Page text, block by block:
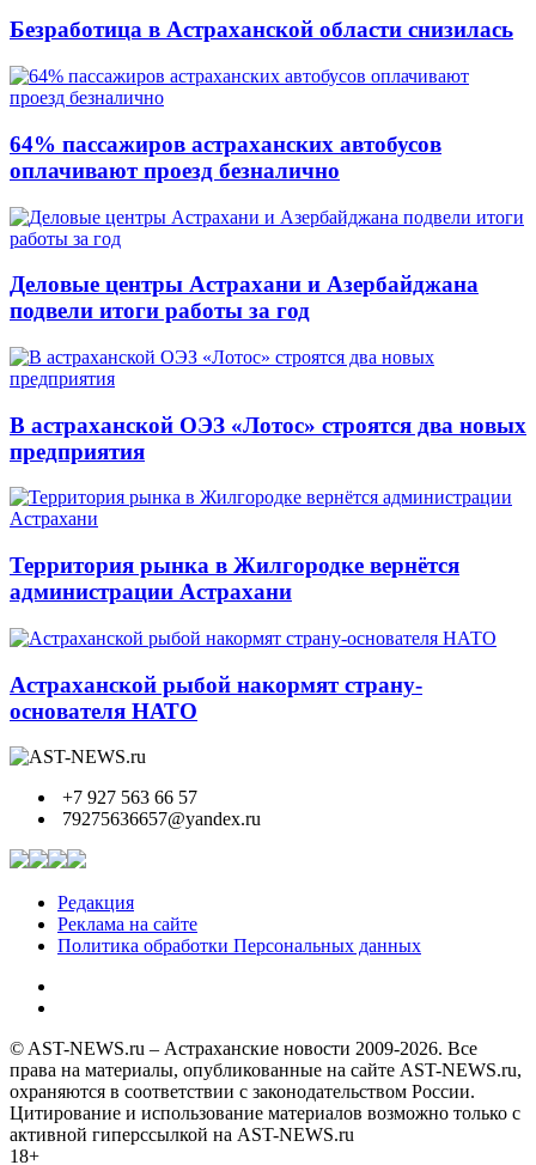
Безработица в Астраханской области снизилась
64% пассажиров астраханских автобусов
оплачивают проезд безналично
Деловые центры Астрахани и Азербайджана
подвели итоги работы за год
В астраханской ОЭЗ «Лотос» строятся два новых
предприятия
Территория рынка в Жилгородке вернётся
администрации Астрахани
Астраханской рыбой накормят страну-
основателя НАТО
+7 927 563 66 57
79275636657@yandex.ru
Редакция
Реклама на сайте
Политика обработки Персональных данных
© AST-NEWS.ru – Астраханские новости 2009-2026. Все
права на материалы, опубликованные на сайте AST-NEWS.ru,
охраняются в соответствии с законодательством России.
Цитирование и использование материалов возможно только с
активной гиперссылкой на AST-NEWS.ru
18+